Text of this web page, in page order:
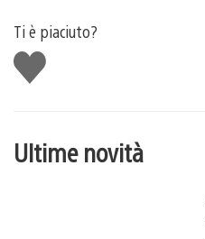
Ti è piaciuto?
Mi
piace
Ultime novità